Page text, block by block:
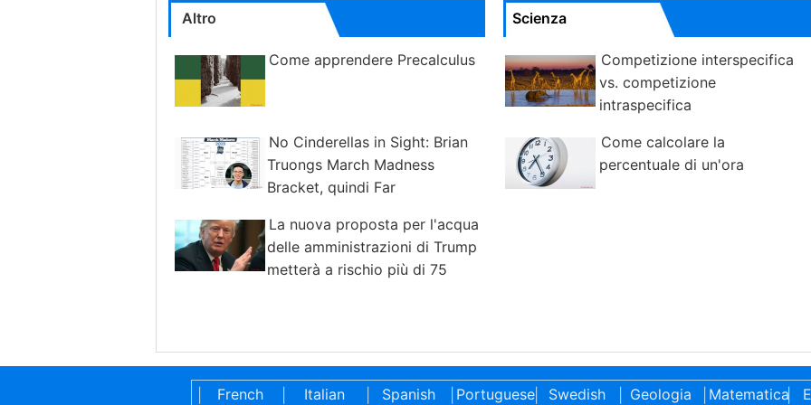
Altro
Come apprendere Precalculus
No Cinderellas in Sight: Brian
Truongs March Madness
Bracket, quindi Far
La nuova proposta per l'acqua
delle amministrazioni di Trump
metterà a rischio più di 75
Scienza
Competizione interspecifica
vs. competizione
intraspecifica
Come calcolare la
percentuale di un'ora
French Italian Spanish Portuguese| Swedish Geologia Matematica|